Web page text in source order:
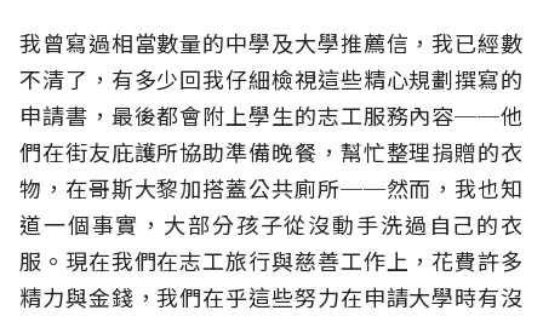
我曾寫過相當數量的中學及大學推薦信，我已經數
不清了，有多少回我仔細檢視這些精心規劃撰寫的
申請書，最後都會附上學生的志工服務內容──他
們在街友庇護所協助準備晚餐，幫忙整理捐贈的衣
物，在哥斯大黎加搭蓋公共廁所──然而，我也知
道一個事實，大部分孩子從沒動手洗過自己的衣
服。現在我們在志工旅行與慈善工作上，花費許多
精力與金錢，我們在乎這些努力在申請大學時有沒